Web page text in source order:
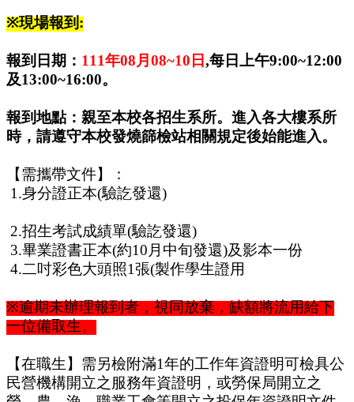
※現場報到:
報到日期： 111年08月 08~10 日,每日上午9:00~12:00
及13:00~16:00。
報到地點：親至本校各招生系所。進入各大樓系所
時，請遵守本校發燒篩檢站相關規定後始能進入。
【需攜帶文件】：
1.身分證正本(驗訖發還)
2.招生考試成績單(驗訖發還)
3.畢業證書正本(約10 月中旬發還)及影本一份
4.二吋彩色大頭照1張(製作學生證用
※逾期未辦理報到者，視同放棄，缺額將流用給下
一位備取生。
【在職生】需另檢附滿1年的工作年資證明可檢具公
民營機構開立之服務年資證明，或勞保局開立之